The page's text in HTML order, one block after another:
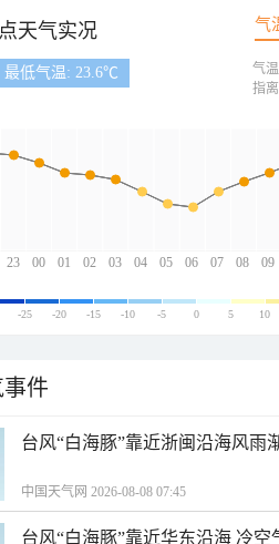
天气实况 气
低气温: 23.6℃
23 00 01 02 03 04 05 06 07 08 09
气
指
-25 -20 -15 -10 -5 0 5 10
件
台风“白海豚”靠近浙闽沿海风雨
中国天气网 2026-08-08 07:45
台风“白海豚”靠近华东沿海 冷